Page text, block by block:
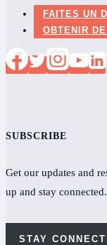
FAITES UN
OBTENIR DE
SUBSCRIBE
Get our updates and
up and stay connected.
STAY